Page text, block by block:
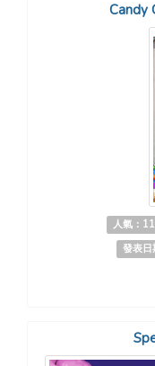
Candy
人氣：
發表